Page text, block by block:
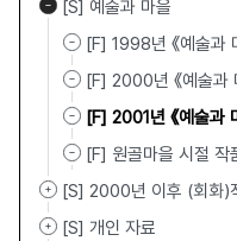
[S] 예술과 마을
[F] 1998년 《예술과
[F] 2000년 《예술과
[F] 2001년 《예술과
[F] 원골마을 시절
[S] 2000년 이후 (회화)
[S] 개인 자료